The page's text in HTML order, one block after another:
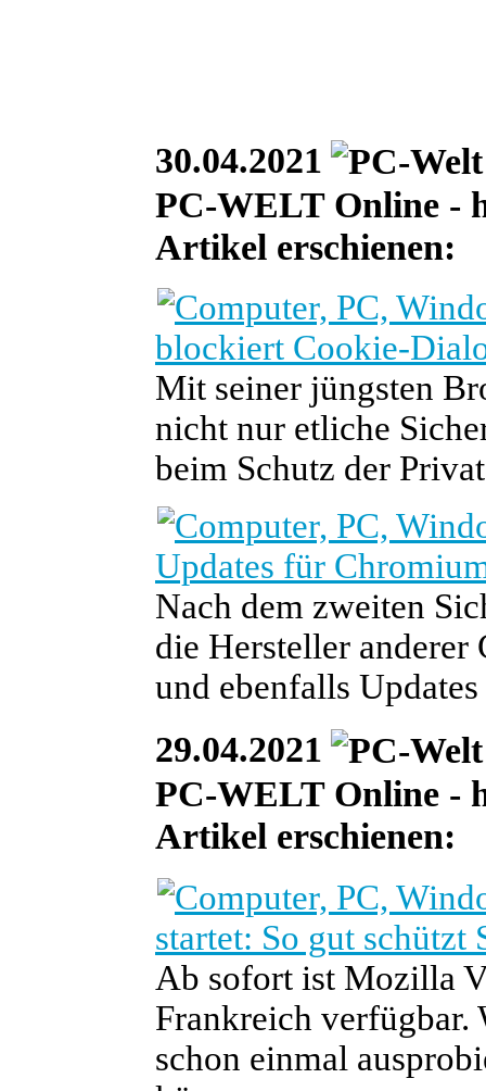
30.04.2021
PC-WELT Online -
Artikel erschienen:
blockiert Cookie-
Mit seiner jüngsten
nicht nur etliche
beim Schutz der
Updates für
Nach dem zweiten
die Hersteller
und ebenfalls
29.04.2021
PC-WELT Online -
Artikel erschienen:
startet: So gut schützt
Ab sofort ist Mozilla
Frankreich verfügbar.
schon einmal